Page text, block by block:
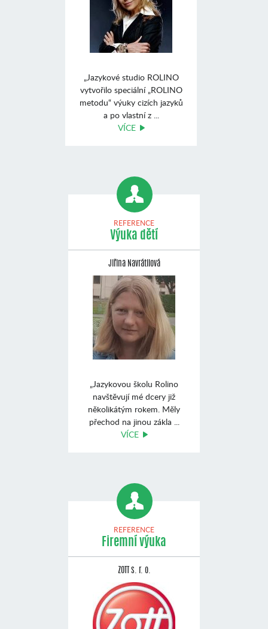
„Jazykové studio ROLINO
vytvořilo speciální „ROLINO
metodu“ výuky cizích jazyků
a po vlastní z ...
VÍCE
REFERENCE
Výuka dětí
Jiřina Navrátilová
„Jazykovou školu Rolino
navštĕvují mé dcery již
nĕkolikátým rokem. Mĕly
přechod na jinou zákla ...
VÍCE
REFERENCE
Firemní výuka
ZOTT s. r. o.